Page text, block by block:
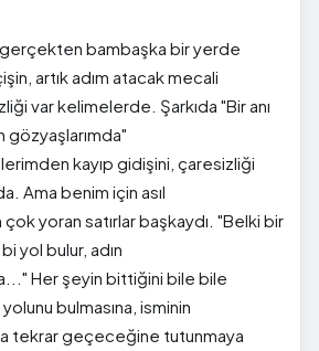
bambaşka bir yerde
artık adım atacak mecali
var kelimelerde. Şarkıda "Bir anı
gözyaşlarımda"
kayıp gidişini, çaresizliği
Ama benim için asıl
çok yoran satırlar başkaydı. "Belki bir
yol bulur, adın
Her şeyin bittiğini bile bile
bulmasına, isminin
tekrar geçeceğine tutunmaya